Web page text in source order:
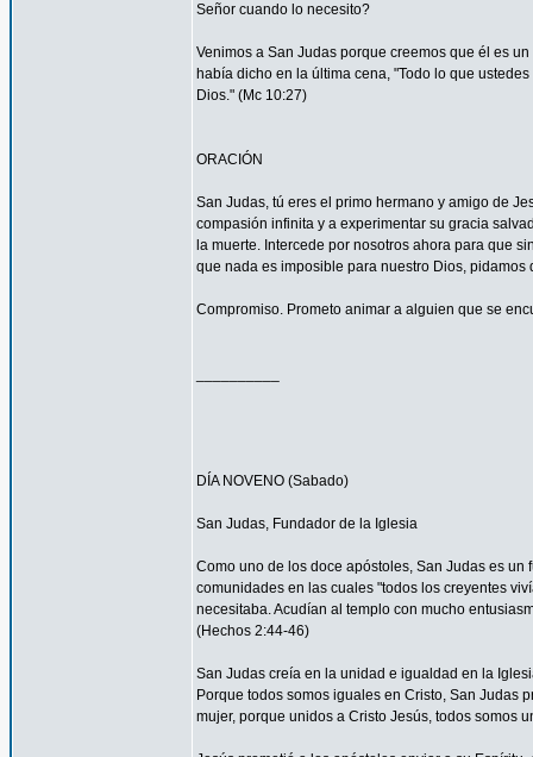
Señor cuando lo necesito?
Venimos a San Judas porque creemos que él es
había dicho en la última cena, "Todo lo que
Dios." (Mc 10:27)
ORACIÓN
San Judas, tú eres el primo hermano y amigo de
compasión infinita y a experimentar su gracia
la muerte. Intercede por nosotros ahora para que
que nada es imposible para nuestro Dios,
Compromiso. Prometo animar a alguien que se
DÍA NOVENO (Sabado)
San Judas, Fundador de la Iglesia
Como uno de los doce apóstoles, San Judas es
comunidades en las cuales "todos los creyentes
necesitaba. Acudían al templo con mucho
(Hechos 2:44-46)
San Judas creía en la unidad e igualdad en la
Porque todos somos iguales en Cristo, San Judas
mujer, porque unidos a Cristo Jesús, todos somos